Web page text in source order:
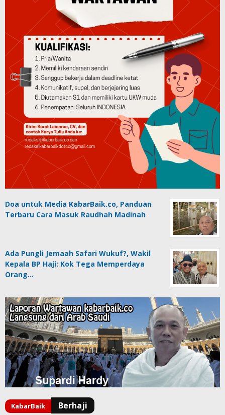
Doa untuk Media KabarBaik.co, Panduan
Terbaru Cara Masuk Raudhah Madinah
Ada Pungli Jemaah Safari Wukuf?, Wakil
Kepala BP Haji: Kok Tega Memperdaya
Orang…